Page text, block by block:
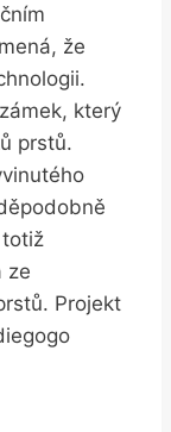
že
který
prstů.
ze
Projekt